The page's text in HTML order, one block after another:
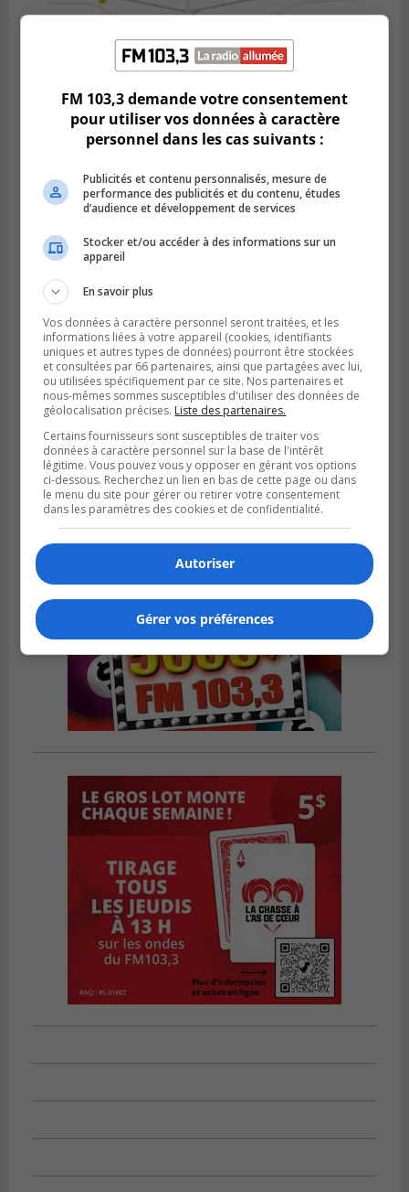
BOUCHERVILLE
Publié le 5 août 2026 à 15h25
Le MTMD annonce des fermetures sur
VIEUX-LONGUEUIL
Publié le 31 juillet 2026 à 14h20
Le RTL dévoile sa nouvelle flotte de
transport adapté
FM 103,3 demande votre consentement
pour utiliser vos données à caractère
personnel dans les cas suivants :
Publicités et contenu personnalisés, mesure de
performance des publicités et du contenu, études
d’audience et développement de services
Stocker et/ou accéder à des informations sur un
appareil
En savoir plus
Vos données à caractère personnel seront traitées, et les
informations liées à votre appareil (cookies, identifiants
uniques et autres types de données) pourront être stockées
et consultées par 66 partenaires, ainsi que partagées avec lui,
ou utilisées spécifiquement par ce site. Nos partenaires et
nous-mêmes sommes susceptibles d'utiliser des données de
géolocalisation précises. Liste des partenaires.
Certains fournisseurs sont susceptibles de traiter vos
données à caractère personnel sur la base de l'intérêt
légitime. Vous pouvez vous y opposer en gérant vos options
ci-dessous. Recherchez un lien en bas de cette page ou dans
le menu du site pour gérer ou retirer votre consentement
dans les paramètres des cookies et de confidentialité.
Autoriser
Gérer vos préférences